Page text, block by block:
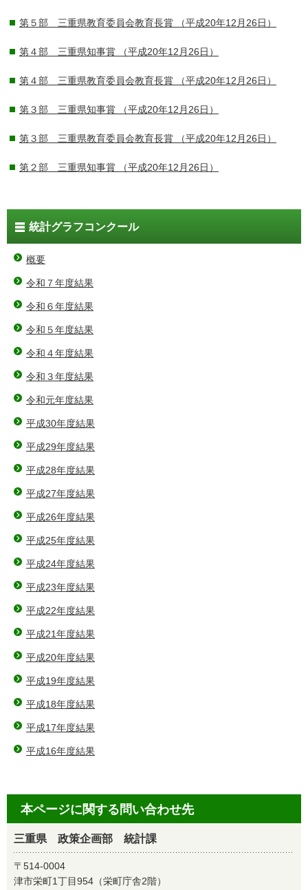
第５部 三重県教育委員会教育長賞 （平成20年12月26日）
第４部 三重県知事賞 （平成20年12月26日）
第４部 三重県教育委員会教育長賞 （平成20年12月26日）
第３部 三重県知事賞 （平成20年12月26日）
第３部 三重県教育委員会教育長賞 （平成20年12月26日）
第２部 三重県知事賞 （平成20年12月26日）
統計グラフコンクール
概要
令和７年度結果
令和６年度結果
令和５年度結果
令和４年度結果
令和３年度結果
令和元年度結果
平成30年度結果
平成29年度結果
平成28年度結果
平成27年度結果
平成26年度結果
平成25年度結果
平成24年度結果
平成23年度結果
平成22年度結果
平成21年度結果
平成20年度結果
平成19年度結果
平成18年度結果
平成17年度結果
平成16年度結果
本ページに関する問い合わせ先
三重県 政策企画部 統計課
〒514-0004
津市栄町1丁目954（栄町庁舎2階）